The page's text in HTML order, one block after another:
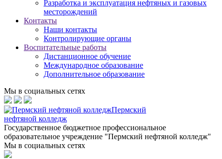
Разработка и эксплуатация нефтяных и газовых
месторождений
Контакты
Наши контакты
Контролирующие органы
Воспитательные работы
Дистанционное обучение
Международное образование
Дополнительное образование
Мы в социальных сетях
Пермский
нефтяной колледж
Государственное бюджетное профессиональное
образовательное учреждение "Пермский нефтяной колледж"
Мы в социальных сетях